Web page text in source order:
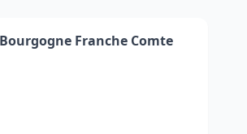
Franche Comte